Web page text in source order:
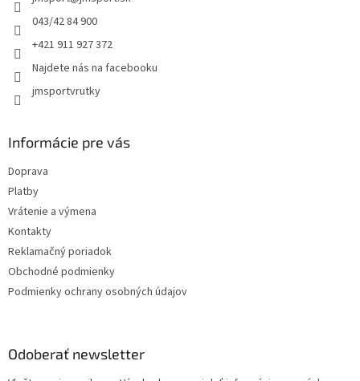
043/42 84 900
+421 911 927 372
Najdete nás na facebooku
jmsportvrutky
Informácie pre vás
Doprava
Platby
Vrátenie a výmena
Kontakty
Reklamačný poriadok
Obchodné podmienky
Podmienky ochrany osobných údajov
Odoberať newsletter